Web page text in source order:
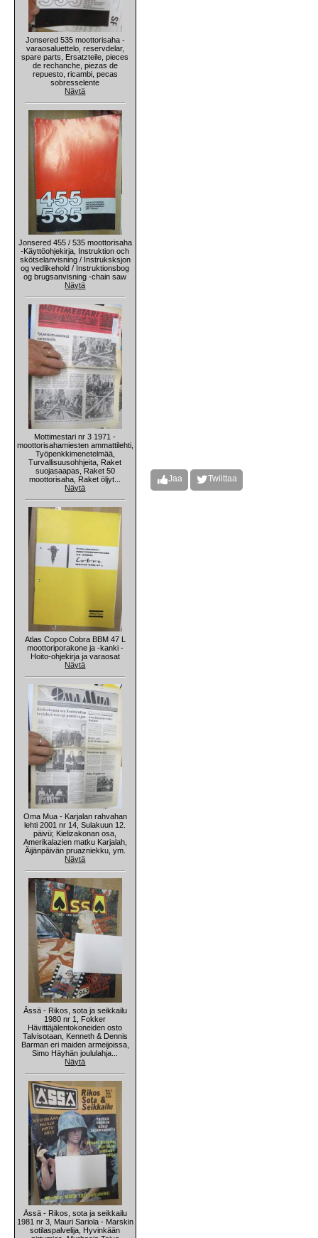
Jonsered 535 moottorisaha -
varaosaluettelo, reservdelar,
spare parts, Ersatzteile, pieces
de rechanche, piezas de
repuesto, ricambi, pecas
sobresselente
Näytä
Jonsered 455 / 535 moottorisaha
-Käyttöohjekirja, Instruktion och
skötselanvisning / Instruksksjon
og vedlikehold / Instruktionsbog
og brugsanvisning -chain saw
Näytä
Mottimestari nr 3 1971 -
moottorisahamiesten ammattilehti,
Työpenkkimenetelmää,
Turvallisuusohhjeita, Raket
suojasaapas, Raket 50
moottorisaha, Raket öljyt...
Näytä
Atlas Copco Cobra BBM 47 L
moottoriporakone ja -kanki -
Hoito-ohjekirja ja varaosat
Näytä
Oma Mua - Karjalan rahvahan
lehti 2001 nr 14, Sulakuun 12.
päivü; Kielizakonan osa,
Amerikalazien matku Karjalah,
Äijänpäivän pruazniekku, ym.
Näytä
Ässä - Rikos, sota ja seikkailu
1980 nr 1, Fokker
Hävittäjälentokoneiden osto
Talvisotaan, Kenneth & Dennis
Barman eri maiden armeijoissa,
Simo Häyhän joululahja...
Näytä
Ässä - Rikos, sota ja seikkailu
1981 nr 3, Mauri Sariola - Marskin
sotilaspalvelija, Hyvinkään
Jaa Twiittaa